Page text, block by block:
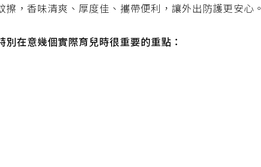
，香味清爽、厚度佳、攜帶便利，讓外出防護更安心。
在意幾個實際育兒時很重要的重點：